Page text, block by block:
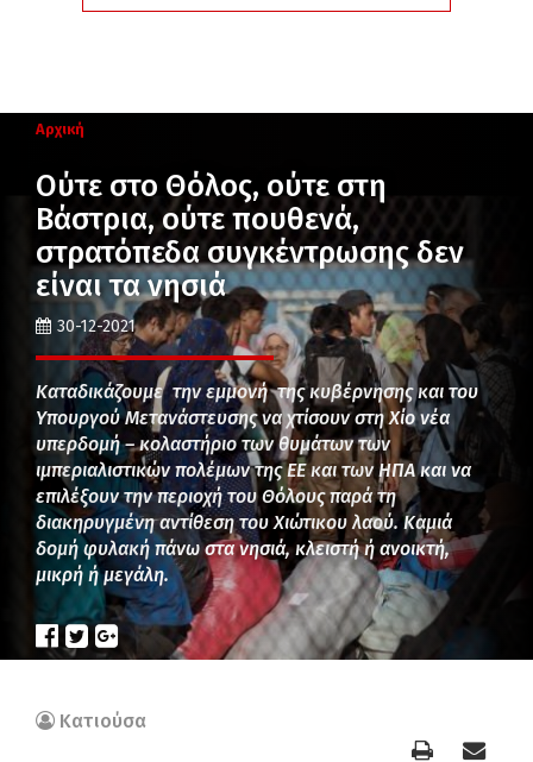
Αρχική
Ούτε στο Θόλος, ούτε στη
Βάστρια, ούτε πουθενά,
στρατόπεδα συγκέντρωσης δεν
είναι τα νησιά
30-12-2021
Καταδικάζουμε την εμμονή της κυβέρνησης και του
Υπουργού Μετανάστευσης να χτίσουν στη Χίο νέα
υπερδομή – κολαστήριο των θυμάτων των
ιμπεριαλιστικών πολέμων της ΕΕ και των ΗΠΑ και να
επιλέξουν την περιοχή του Θόλους παρά τη
διακηρυγμένη αντίθεση του Χιώτικου λαού. Καμιά
δομή φυλακή πάνω στα νησιά, κλειστή ή ανοικτή,
μικρή ή μεγάλη.
Κατιούσα